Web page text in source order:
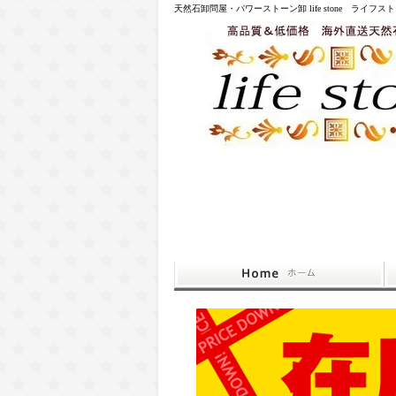
天然石卸問屋・パワーストーン卸 life stone ライフス